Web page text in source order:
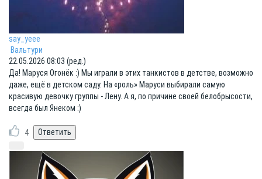
say_yeee
Вальтури
22.05.2026 08:03 (ред.)
Да! Маруся Огонёк :) Мы играли в этих танкистов в детстве, возможно
даже, ещё в детском саду. На «роль» Маруси выбирали самую
красивую девочку группы - Лену. А я, по причине своей белобрысости,
всегда был Янеком :)
4